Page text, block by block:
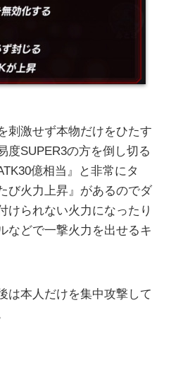
刺激せず本物だけをひたす
度SUPER3の方を倒し切る
億相当』と非常にタ
び火力上昇』があるのでダ
けられない火力になったり
などで一撃火力を出せるキ
は本人だけを集中攻撃して